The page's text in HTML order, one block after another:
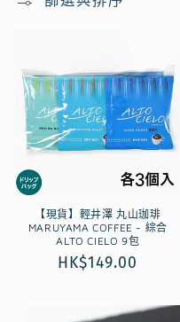
列
【現貨】輕井澤 丸山珈琲
MARUYAMA COFFEE - 綜合
ALTO CIELO 9包
定
HK$149.00